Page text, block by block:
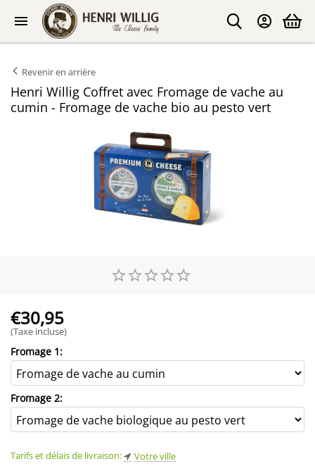
Revenir en arrière
Henri Willig Coffret avec Fromage de vache au
cumin - Fromage de vache bio au pesto vert
€30,95
(Taxe incluse)
Fromage 1:
Fromage 2:
Tarifs et délais de livraison: Votre ville